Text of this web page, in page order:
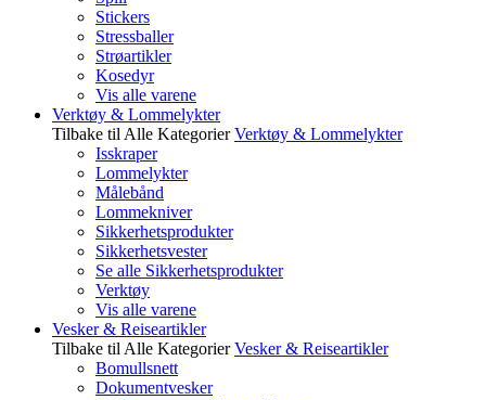
Stickers
Stressballer
Strøartikler
Kosedyr
Vis alle varene
Verktøy & Lommelykter
Tilbake til Alle Kategorier Verktøy & Lommelykter
Isskraper
Lommelykter
Målebånd
Lommekniver
Sikkerhetsprodukter
Sikkerhetsvester
Se alle Sikkerhetsprodukter
Verktøy
Vis alle varene
Vesker & Reiseartikler
Tilbake til Alle Kategorier Vesker & Reiseartikler
Bomullsnett
Dokumentvesker